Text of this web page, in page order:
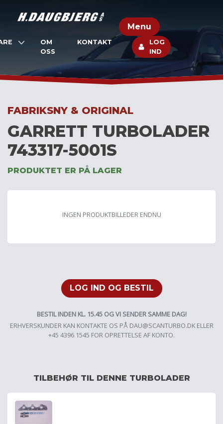
Menu
OM
OSS
KONTAKT
LOG
IND
FABRIKSNY & ORIGINAL
GARRETT TURBOLADER
743317-5001S
PRODUKTET ER PÅ LAGER
INGEN PRODUKTBILLEDER ENDNU
LOG IND OG BESTIL
BESTIL INDEN KL. 15.45 OG VI SENDER SAMME DAG!
ERHVERSKUNDER KAN KONTAKTE OS PÅ DAU@SCANTURBO.DKELLER
+45 4396 1545 FOR OPRETTELSE AF KONTO.
TILBEHØR TIL DENNE TURBOLADER